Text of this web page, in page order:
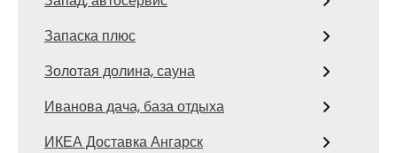
Запаска плюс
Золотая долина, сауна
Иванова дача, база отдыха
ИКЕА Доставка Ангарск